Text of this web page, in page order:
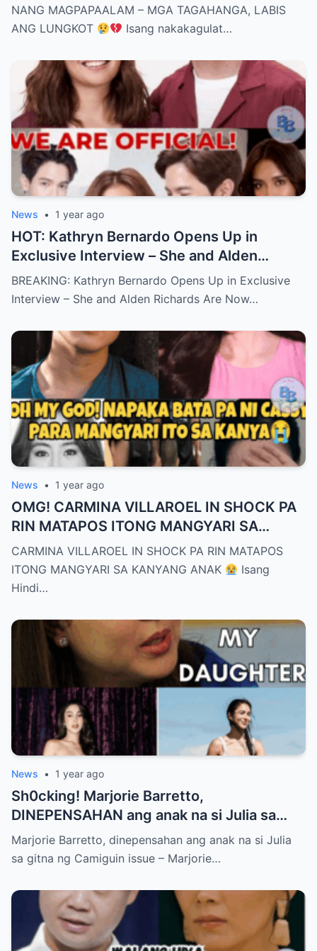
NANG MAGPAPAALAM – MGA TAGAHANGA, LABIS
ANG LUNGKOT
Isang nakakagulat…
News • 1 year ago
HOT: Kathryn Bernardo Opens Up in
Exclusive Interview – She and Alden
Richards Are Now Officially Together
BREAKING: Kathryn Bernardo Opens Up in Exclusive
Interview – She and Alden Richards Are Now…
News • 1 year ago
OMG! CARMINA VILLAROEL IN SHOCK PA
RIN MATAPOS ITONG MANGYARI SA
KANYANG ANAK
CARMINA VILLAROEL IN SHOCK PA RIN MATAPOS
ITONG MANGYARI SA KANYANG ANAK
Isang
Hindi…
News • 1 year ago
Sh0cking! Marjorie Barretto,
DINEPENSAHAN ang anak na si Julia sa
gitna ng Camiguin issue
Marjorie Barretto, dinepensahan ang anak na si Julia
sa gitna ng Camiguin issue – Marjorie…